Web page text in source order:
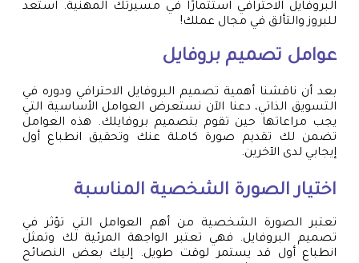
البروفايل الاحترافي استثمارًا في مسيرتك المهنية. استعد
للبروز والتألق في مجال عملك!
عوامل تصميم بروفايل
بعد أن ناقشنا أهمية تصميم البروفايل الاحترافي ودوره في
التسويق الذاتي، دعنا الآن نستعرض العوامل الأساسية التي
يجب مراعاتها حين تقوم بتصميم بروفايلك. هذه العوامل
تضمن لك تقديم صورة كاملة عنك وتحقيق انطباع أول
إيجابي لدى الآخرين.
اختيار الصورة الشخصية المناسبة
تعتبر الصورة الشخصية من أهم العوامل التي تؤثر في
تصميم البروفايل. فهي تعتبر الواجهة المرئية لك وتمثل
انطباع أول قد يستمر لوقت طويل. إليك بعض النصائح